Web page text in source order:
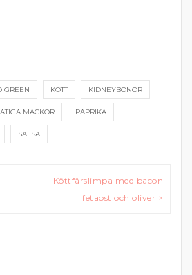
GREEN KÖTT KIDNEYBÖNOR
MACKOR PAPRIKA
SALSA
Köttfärslimpa med bacon
fetaost och oliver >